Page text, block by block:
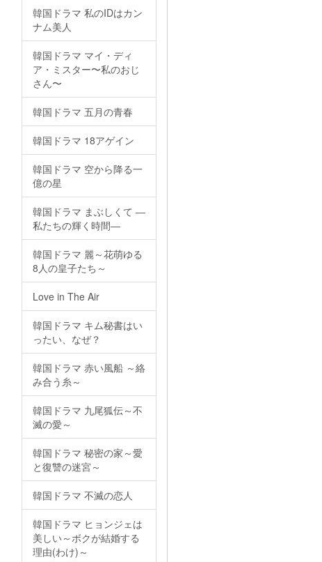
韓国ドラマ 私のIDはカン
ナム美人
韓国ドラマ マイ・ディ
ア・ミスター〜私のおじ
さん〜
韓国ドラマ 五月の青春
韓国ドラマ 18アゲイン
韓国ドラマ 空から降る一
億の星
韓国ドラマ まぶしくて ―
私たちの輝く時間―
韓国ドラマ 麗～花萌ゆる
8人の皇子たち～
Love in The Air
韓国ドラマ キム秘書はい
ったい、なぜ？
韓国ドラマ 赤い風船 ～絡
み合う糸～
韓国ドラマ 九尾狐伝～不
滅の愛～
韓国ドラマ 秘密の家～愛
と復讐の迷宮～
韓国ドラマ 不滅の恋人
韓国ドラマ ヒョンジェは
美しい～ボクが結婚する
理由(わけ)～